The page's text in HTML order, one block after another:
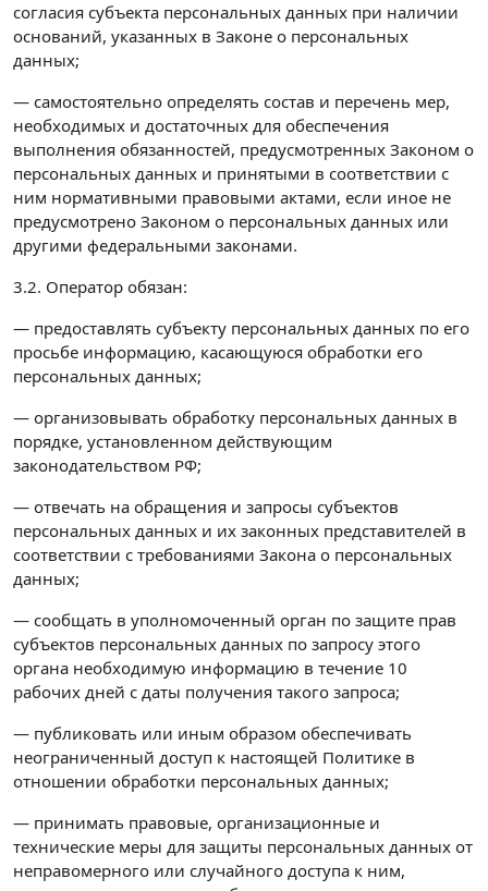
согласия субъекта персональных данных при наличии
оснований, указанных в Законе о персональных
данных;
— самостоятельно определять состав и перечень мер,
необходимых и достаточных для обеспечения
выполнения обязанностей, предусмотренных Законом о
персональных данных и принятыми в соответствии с
ним нормативными правовыми актами, если иное не
предусмотрено Законом о персональных данных или
другими федеральными законами.
3.2. Оператор обязан:
— предоставлять субъекту персональных данных по его
просьбе информацию, касающуюся обработки его
персональных данных;
— организовывать обработку персональных данных в
порядке, установленном действующим
законодательством РФ;
— отвечать на обращения и запросы субъектов
персональных данных и их законных представителей в
соответствии с требованиями Закона о персональных
данных;
— сообщать в уполномоченный орган по защите прав
субъектов персональных данных по запросу этого
органа необходимую информацию в течение 10
рабочих дней с даты получения такого запроса;
— публиковать или иным образом обеспечивать
неограниченный доступ к настоящей Политике в
отношении обработки персональных данных;
— принимать правовые, организационные и
технические меры для защиты персональных данных от
неправомерного или случайного доступа к ним,